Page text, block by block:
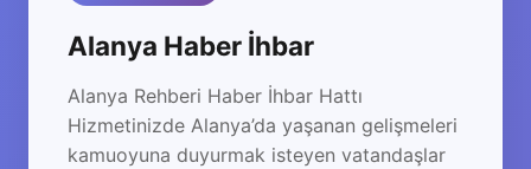
Alanya Haber İhbar
Alanya Rehberi Haber İhbar Hattı
Hizmetinizde Alanya’da yaşanan gelişmeleri
kamuoyuna duyurmak isteyen vatandaşlar